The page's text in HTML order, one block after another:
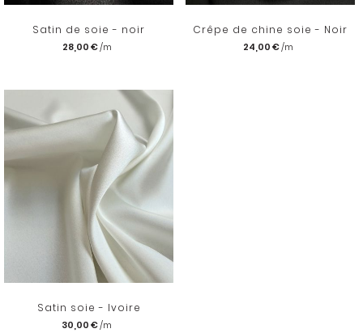
Satin de soie - noir
28,00 €
Crêpe de chine soie - Noir
24,00 €
Satin soie - Ivoire
30,00 €